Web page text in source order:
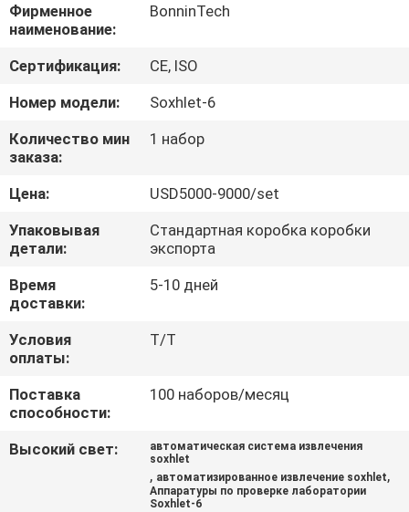
ПУТЕШЕСТВИЕ
ФАБРИКИ
ПРОВЕРКА
КАЧЕСТВА
СВЯЖИТЕСЬ
МЫ
СПРОСИТЕ
ЦИТАТУ
КАРТА
Фирменное
наименование:
BonninTech
Сертификация:
CE, ISO
Номер модели:
Soxhlet-6
Количество мин
заказа:
1 набор
Цена:
USD5000-9000/set
Упаковывая
детали:
Стандартная коробка коробки
экспорта
Время
доставки:
5-10 дней
Условия
оплаты:
T/T
Поставка
способности:
100 наборов/месяц
Высокий свет:
автоматическая система извлечения
soxhlet
, автоматизированное извлечение soxhlet,
Аппаратуры по проверке лаборатории
Soxhlet-6